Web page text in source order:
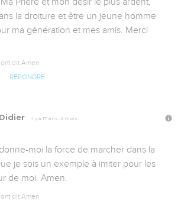
la droiture et être un jeune homme
ma génération et mes amis. Merci
dit Amen
RÉPONDRE
Il y a 17 ans, 4 mois
moi la force de marcher dans la
je sois un exemple à imiter pour les
de moi. Amen.
dit Amen